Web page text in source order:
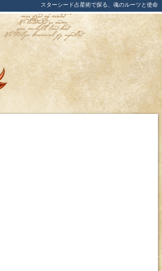
スターシード占星術で探る、魂のルーツと使命